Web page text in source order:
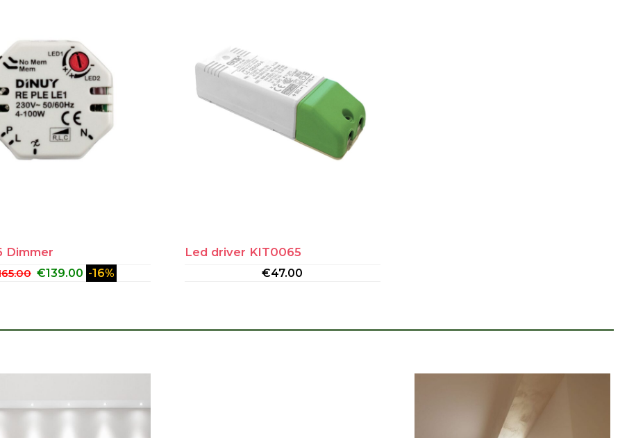
Dimmer
€139.00 -16%
Led driver KIT0065
€47.00